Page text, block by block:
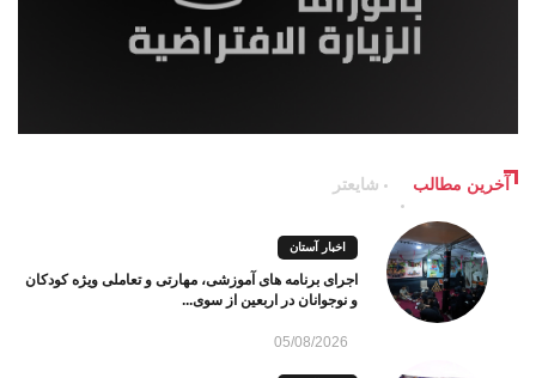
آخرین مطالب شایعتر
اخبار آستان
اجرای برنامه های آموزشی، مهارتی و تعاملی ویژه کودکان
و نوجوانان در اربعین از سوی...
05/08/2026